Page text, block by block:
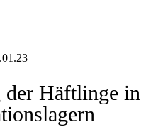
der Häftlinge in